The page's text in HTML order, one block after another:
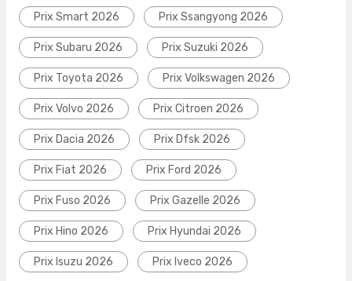
Prix Smart 2026 Prix Ssangyong 2026
Prix Subaru 2026 Prix Suzuki 2026
Prix Toyota 2026 Prix Volkswagen 2026
Prix Volvo 2026 Prix Citroen 2026
Prix Dacia 2026 Prix Dfsk 2026
Prix Fiat 2026 Prix Ford 2026
Prix Fuso 2026 Prix Gazelle 2026
Prix Hino 2026 Prix Hyundai 2026
Prix Isuzu 2026 Prix Iveco 2026